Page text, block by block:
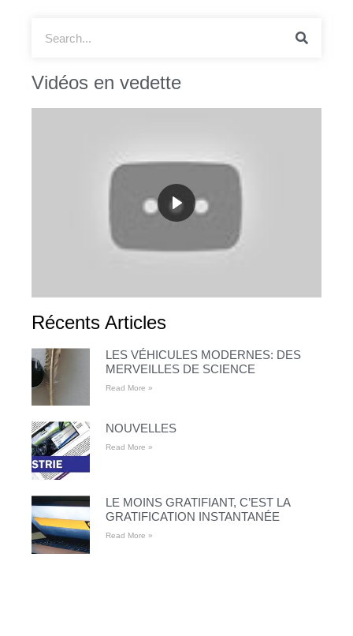
Vidéos en vedette
Récents Articles
LES VÉHICULES MODERNES: DES
MERVEILLES DE SCIENCE
Read More »
NOUVELLES
Read More »
LE MOINS GRATIFIANT, C’EST LA
GRATIFICATION INSTANTANÉE
Read More »